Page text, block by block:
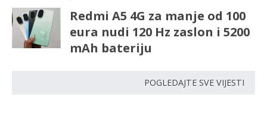
Redmi A5 4G za manje od 100
eura nudi 120 Hz zaslon i 5200
mAh bateriju
POGLEDAJTE SVE VIJESTI